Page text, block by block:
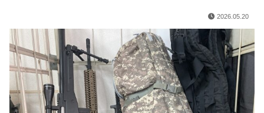
2026.05.20